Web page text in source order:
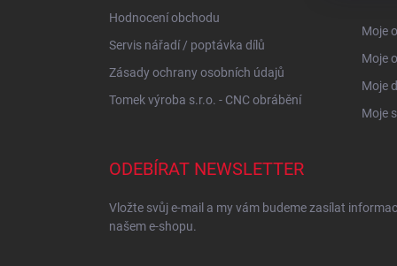
Hodnocení obchodu
Servis nářadí / poptávka dílů
Zásady ochrany osobních údajů
Tomek výroba s.r.o. - CNC obrábění
Moje
Moje
Moje
Moje
ODEBÍRAT NEWSLETTER
Vložte svůj e-mail a my vám budeme zasílat
našem e-shopu.